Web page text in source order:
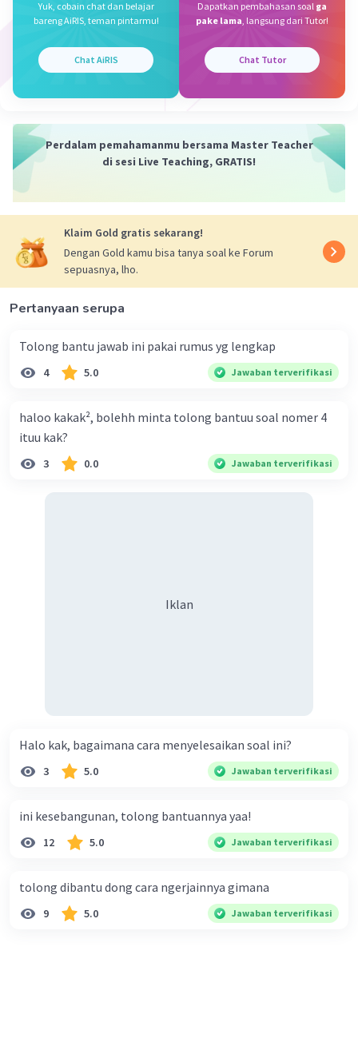
V = Luas alas x tinggi /
πr2 x t
t = 20 cm
Dit : Volume .....?
= 616 x 20
= 12.320 cm3
Beri Rating·5.0(1) Balas
Yuk, cobain chat dan belajar
bareng AiRIS, teman pintarmu!
Chat AiRIS
Dapatkan pembahasan soal ga
pake lama, langsung dari Tutor!
Chat Tutor
Perdalam pemahamanmu bersama Master Teacher
di sesi Live Teaching, GRATIS!
Klaim Gold gratis sekarang!
Dengan Gold kamu bisa tanya soal ke Forum
sepuasnya, lho.
Pertanyaan serupa
Tolong bantu jawab ini pakai rumus yg lengkap
4 5.0 Jawaban terverifikasi
haloo kakak², bolehh minta tolong bantuu soal nomer 4
ituu kak?
3 0.0 Jawaban terverifikasi
Iklan
Halo kak, bagaimana cara menyelesaikan soal ini?
3 5.0 Jawaban terverifikasi
ini kesebangunan, tolong bantuannya yaa!
12 5.0 Jawaban terverifikasi
tolong dibantu dong cara ngerjainnya gimana
9 5.0 Jawaban terverifikasi